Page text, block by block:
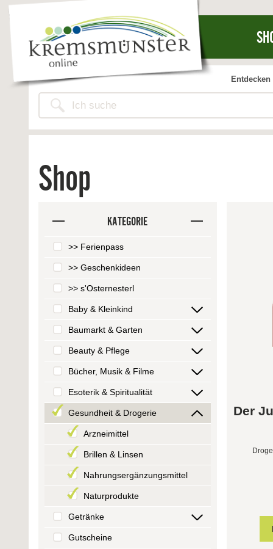
Shop
KATEGORIE
>> Ferienpass
>> Geschenkideen
>> s'Osternesterl
Baby & Kleinkind
Baumarkt & Garten
Beauty & Pflege
Bücher, Musik & Filme
Esoterik & Spiritualität
Gesundheit & Drogerie
Arzneimittel
Brillen & Linsen
Nahrungsergänzungsmittel
Naturprodukte
Getränke
Gutscheine
Der